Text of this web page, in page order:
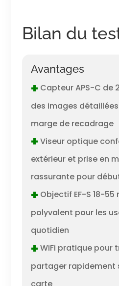
Bilan du
Avantages
+ Capteur APS-C de
des images
marge de recadrage
+ Viseur optique
extérieur et prise en
rassurante pour
+ Objectif EF-S 18-
polyvalent pour les
quotidien
+ WiFi pratique pour
partager rapidement
carte